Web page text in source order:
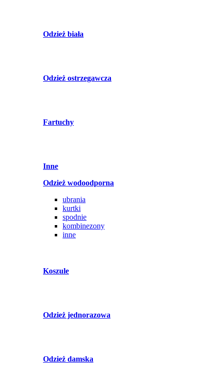
Odzież biała
Odzież ostrzegawcza
Fartuchy
Inne
Odzież wodoodporna
ubrania
kurtki
spodnie
kombinezony
inne
Koszule
Odzież jednorazowa
Odzież damska